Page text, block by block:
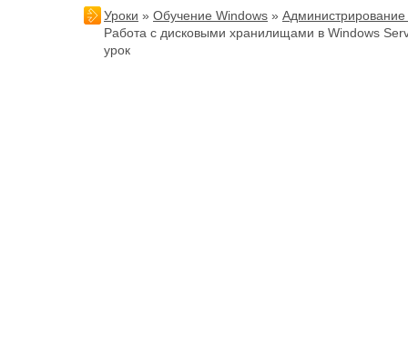
Уроки » Обучение Windows »
Работа с дисковыми хранилищами в Windows
урок